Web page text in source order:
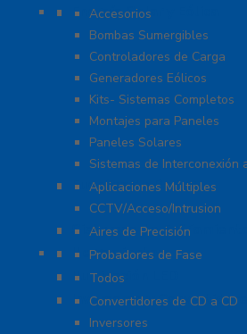
Energía Solar y Eólica
Accesorios
Bombas Sumergibles
Controladores de Carga
Generadores Eólicos
Kits- Sistemas Completos
Montajes para Paneles
Paneles Solares
Sistemas de Interconexión
Fuentes de Poder
Aplicaciones Múltiples
CCTV/Acceso/Intrusion
Sistemas de Enfriamiento
Aires de Precisión
Herramientas
Probadores de Fase
Iluminación LED
Todos
Inversores y Convertidores
Convertidores de CD a CD
Inversores